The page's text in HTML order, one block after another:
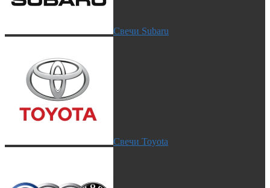
Свечи Subaru
Свечи Toyota